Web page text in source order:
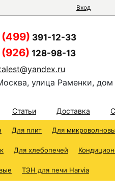
Вход
(499) 391-12-33
(926) 128-98-13
улица Раменки, дом
Статьи Доставка
Для плит Для
Для хлебопечей
ТЭН для печи Harvia